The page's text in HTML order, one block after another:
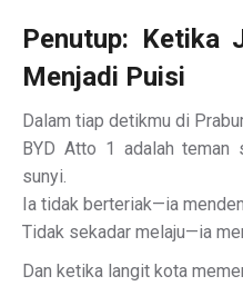
Penutup: Ketika
Menjadi Puisi
Dalam tiap detikmu di
BYD Atto 1 adalah teman
sunyi.
Ia tidak berteriak—ia
Tidak sekadar melaju—ia
Dan ketika langit kota